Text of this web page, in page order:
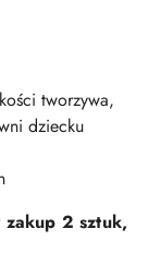
tworzywa,
dziecku
zakup 2 sztuk,